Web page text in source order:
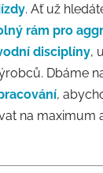
. Ať už
rám pro
disciplíny,
Dbáme
,
na maximum